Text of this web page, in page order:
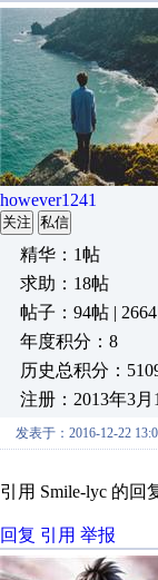
however1241
关注 私信
精华：1帖
求助：18帖
帖子：94帖 | 2664
年度积分：8
历史总积分：
注册：2013年3月
发表于：2016-12-22
引用 Smile-lyc 的
回复 引用 举报